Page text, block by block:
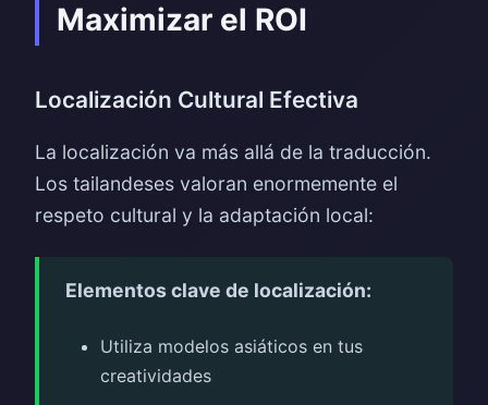
Maximizar el ROI
Localización Cultural Efectiva
La localización va más allá de la traducción.
Los tailandeses valoran enormemente el
respeto cultural y la adaptación local:
Elementos clave de localización:
Utiliza modelos asiáticos en tus
creatividades